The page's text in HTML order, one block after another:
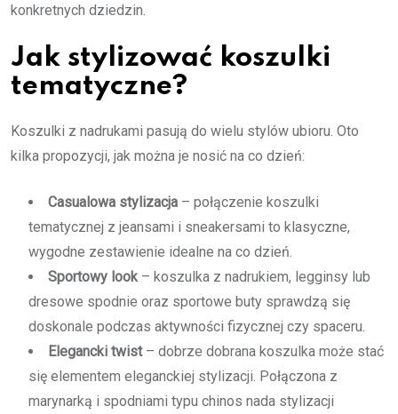
konkretnych dziedzin.
Jak stylizować koszulki
tematyczne?
Koszulki z nadrukami pasują do wielu stylów ubioru. Oto
kilka propozycji, jak można je nosić na co dzień:
Casualowa stylizacja – połączenie koszulki
tematycznej z jeansami i sneakersami to klasyczne,
wygodne zestawienie idealne na co dzień.
Sportowy look – koszulka z nadrukiem, legginsy lub
dresowe spodnie oraz sportowe buty sprawdzą się
doskonale podczas aktywności fizycznej czy spaceru.
Elegancki twist– dobrze dobrana koszulka może stać
się elementem eleganckiej stylizacji. Połączona z
marynarką i spodniami typu chinos nada stylizacji